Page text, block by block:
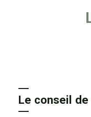
Le conseil